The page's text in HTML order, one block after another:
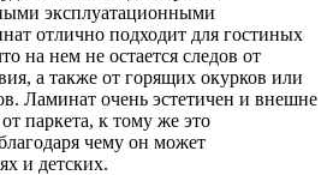
эксплуатационными
отлично подходит для гостиных
на нем не остается следов от
а также от горящих окурков или
Ламинат очень эстетичен и внешне
паркета, к тому же это
чему он может
и детских.